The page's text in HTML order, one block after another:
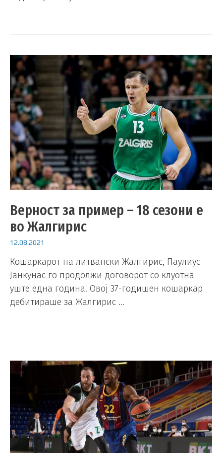
Верност за пример – 18 сезони е
во Жалгирис
12.08.2021
Кошаркарот на литвански Жалгирис, Паулиус
Јанкунас го продолжи договорот со клуотна
уште една година. Овој 37-годишен кошаркар
дебитираше за Жалгирис …